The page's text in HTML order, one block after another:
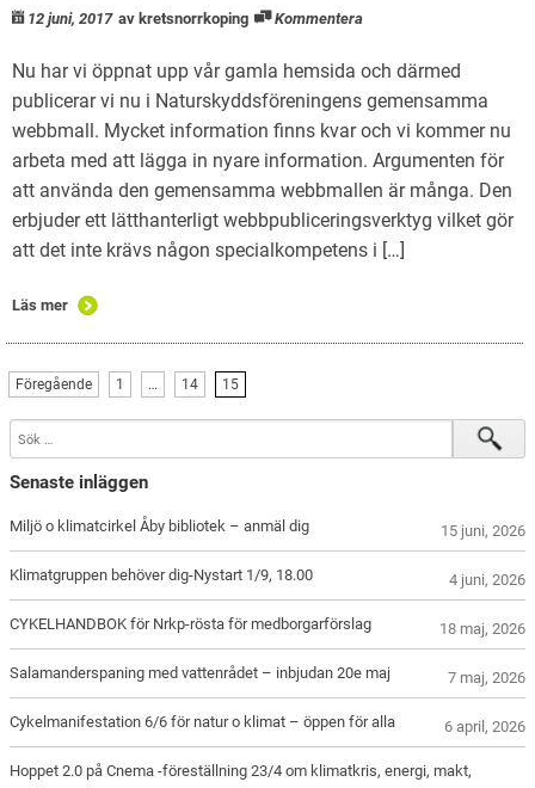
12 juni, 2017 av kretsnorrkoping Kommentera
Nu har vi öppnat upp vår gamla hemsida och därmed
publicerar vi nu i Naturskyddsföreningens gemensamma
webbmall. Mycket information finns kvar och vi kommer nu
arbeta med att lägga in nyare information. Argumenten för
att använda den gemensamma webbmallen är många. Den
erbjuder ett lätthanterligt webbpubliceringsverktyg vilket gör
att det inte krävs någon specialkompetens i […]
Läs mer
Föregående 1 … 14 15
Senaste inläggen
Miljö o klimatcirkel Åby bibliotek – anmäl dig 15 juni, 2026
Klimatgruppen behöver dig-Nystart 1/9, 18.00 4 juni, 2026
CYKELHANDBOK för Nrkp-rösta för medborgarförslag 18 maj, 2026
Salamanderspaning med vattenrådet – inbjudan 20e maj 7 maj, 2026
Cykelmanifestation 6/6 för natur o klimat – öppen för alla 6 april, 2026
Hoppet 2.0 på Cnema -föreställning 23/4 om klimatkris, energi, makt,